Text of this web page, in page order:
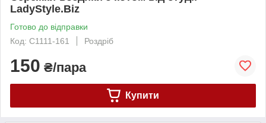
LadyStyle.Biz
Готово до відправки
Код: С1111-161
Роздріб
150 ₴/пара
Купити